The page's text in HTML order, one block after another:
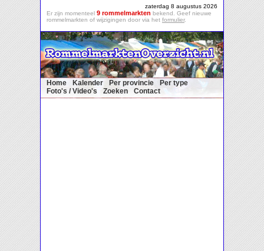
zaterdag 8 augustus 2026
Er zijn momenteel 9 rommelmarkten bekend. Geef nieuwe
rommelmarkten of wijzigingen door via het formulier.
Home Kalender Per provincie
Per type
Foto's / Video's
Zoeken Contact